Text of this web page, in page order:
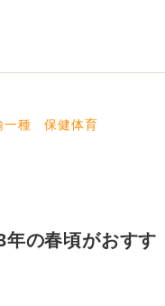
過去問を解いたり、苦
取り組んでいくのが良
とパニックになるより
明です。
一種 保健体育
の春頃がおすす